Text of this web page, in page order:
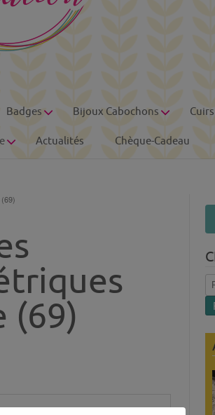
Badges Bijoux Cabochons Cuirs
Actualités Chèque-Cadeau
(69)